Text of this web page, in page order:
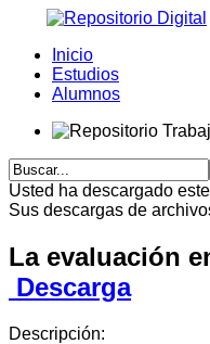
Inicio
Estudios
Alumnos
Usted ha descargado
Sus descargas de
La evaluación
Descarga
Descripción: